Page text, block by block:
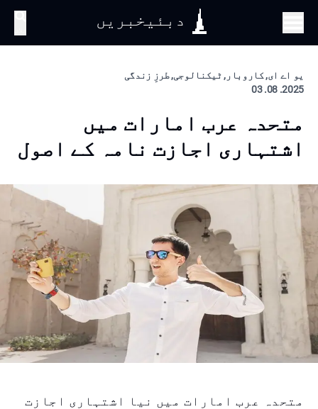
دبئیخبریں
یو اے ای, کاروبار, ٹیکنالوجی, طرزِ زندگی
2025. 08. 03
متحدہ عرب امارات میں
اشتہاری اجازت نامہ کے اصول
متحدہ عرب امارات میں نیا اشتہاری اجازت